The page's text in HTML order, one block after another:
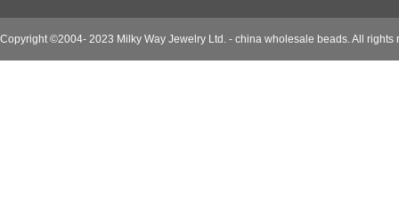
Copyright ©2004- 2023 Milky Way Jewelry Ltd. - china wholesale beads. All rights